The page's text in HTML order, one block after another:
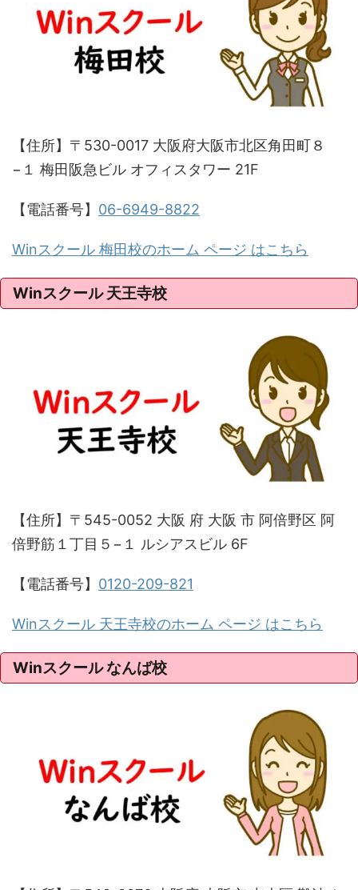
【住所】〒530-0017 大阪府大阪市北区角田町８
−１ 梅田阪急ビル オフィスタワー 21F
【電話番号】 06-6949-8822
Winスクール 梅田校のホーム ページ はこちら
Winスクール 天王寺校
【住所】〒545-0052 大阪 府 大阪 市 阿倍野区 阿
倍野筋１丁目５−１ ルシアスビル 6F
【電話番号】 0120-209-821
Winスクール 天王寺校のホーム ページ はこちら
Winスクール なんば校